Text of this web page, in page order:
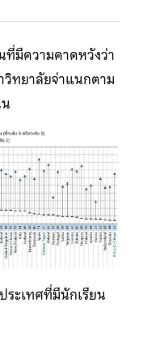
ที่มีความคาดหวังว่า
วิทยาลัยจ่าแนกตาม
ะเทศที่มีนักเรียน